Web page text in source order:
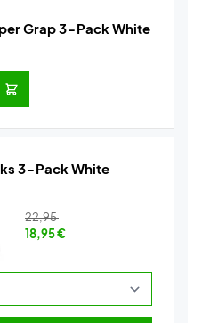
Grap 3-Pack White
3-Pack White
22,95
18,95€